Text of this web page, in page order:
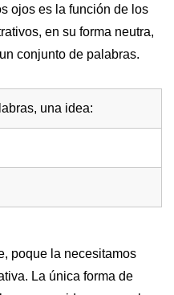
ojos es la función de los
en su forma neutra,
conjunto de palabras.
una idea:
poque la necesitamos
La única forma de